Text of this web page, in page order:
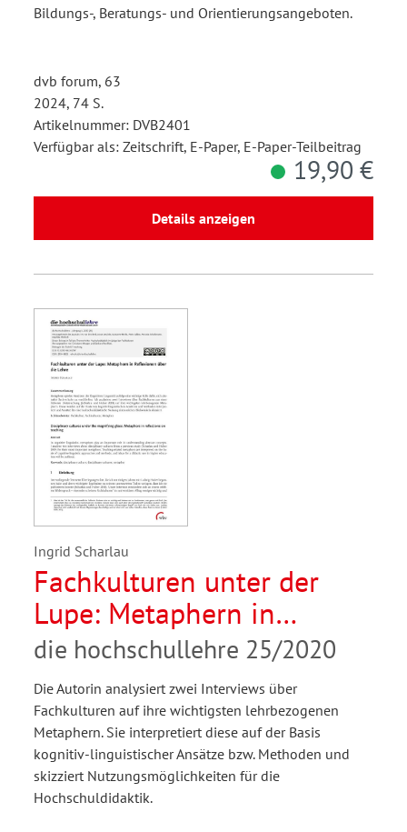
Bildungs-, Beratungs- und Orientierungsangeboten.
dvb forum, 63
2024, 74 S.
Artikelnummer: DVB2401
Verfügbar als: Zeitschrift, E-Paper, E-Paper-Teilbeitrag
19,90 €
Details anzeigen
Ingrid Scharlau
Fachkulturen unter der
Lupe: Metaphern in
Reflexionen über die Lehre
die hochschullehre 25/2020
Die Autorin analysiert zwei Interviews über
Fachkulturen auf ihre wichtigsten lehrbezogenen
Metaphern. Sie interpretiert diese auf der Basis
kognitiv-linguistischer Ansätze bzw. Methoden und
skizziert Nutzungsmöglichkeiten für die
Hochschuldidaktik.